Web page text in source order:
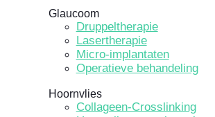
Glaucoom
Druppeltherapie
Lasertherapie
Micro-implantaten
Operatieve behandeling
Hoornvlies
Collageen-Crosslinking